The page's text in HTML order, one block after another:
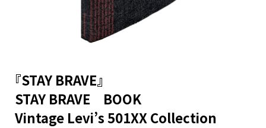
CHIZUSHOP
CHIZULOG
『STAY BRAVE』
STAY BRAVE BOOK
Vintage Levi’s 501XX Collection